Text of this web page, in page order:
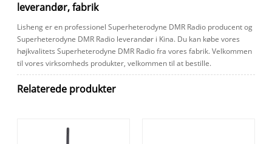
leverandør, fabrik
Lisheng er en professionel Superheterodyne DMR Radio producent og
Superheterodyne DMR Radio leverandør i Kina. Du kan købe vores
højkvalitets Superheterodyne DMR Radio fra vores fabrik. Velkommen
til vores virksomheds produkter, velkommen til at bestille.
Relaterede produkter